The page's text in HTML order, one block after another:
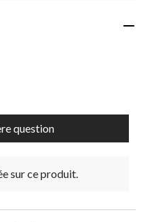
ce produit.
question
sur ce produit.